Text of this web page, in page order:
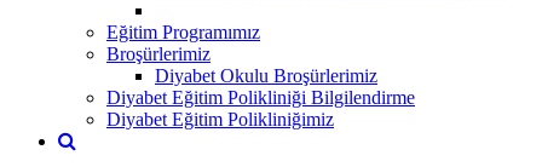
Eğitim Programımız
Broşürlerimiz
Diyabet Okulu Broşürlerimiz
Diyabet Eğitim Polikliniği Bilgilendirme
Diyabet Eğitim Polikliniğimiz